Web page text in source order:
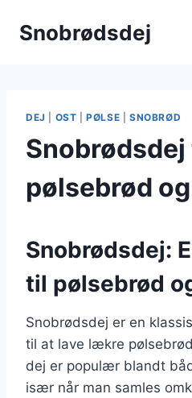
Snobrødsdej
DEJ OST |PØLSE SNOBRØD
Snobrødsdej
pølsebrød
Snobrødsdej:
til pølsebrød
Snobrødsdej er en
til at lave lækre
dej er populær blandt
især når man samles